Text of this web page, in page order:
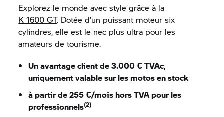
Explorez le monde avec style grâce à la
K 1600 GT. Dotée d’un puissant moteur six
cylindres, elle est le nec plus ultra pour les
amateurs de tourisme.
Un avantage client de 3.000 € TVAc,
uniquement valable sur les motos en stock
à partir de 255 €/mois hors TVA pour les
professionnels(2)